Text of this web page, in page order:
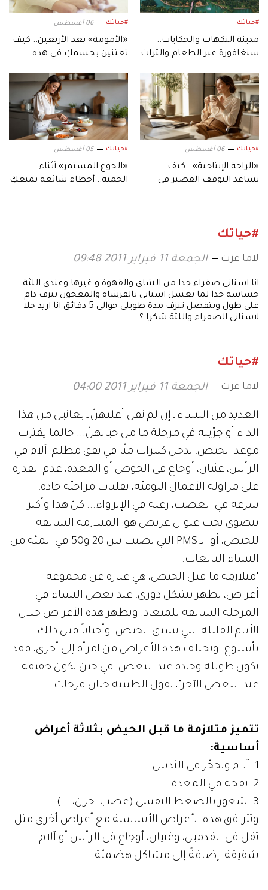
#حياتك
مدينة النكهات والحكايات..
سنغافورة عبر الطعام والتراث
#حياتك 06 أغسطس
«الأمومة» بعد الأربعين.. كيف
تعتنين بجسمكِ في هذه
#حياتك 06 أغسطس
«الراحة الإنتاجية».. كيف
يساعد التوقف القصير في
#حياتك 05 أغسطس
«الجوع المستمر» أثناء
الحمية.. أخطاء شائعة تمنعكِ
#حياتك
لاما عزت الجمعة 11 فبراير 2011 09:48
انا اسنانى صفراء جدا من الشاى والقهوة و غيرها وعندى اللثة
حساسة جدا لما بغسل اسنانى بالفرشاه والمعجون تنزف دام
على طول وبتفضل تنزف مدة طويلى حوالى 5 دقائق انا اريد حلا
لاسنانى الصفراء واللثة شكرا ؟
#حياتك
لاما عزت الجمعة 11 فبراير 2011 04:00
العديد من النساء ـ إن لم نقل أغلبهنّ ـ يعانين من هذا
الداء أو جرّبنه في مرحلة ما من حياتهنّ... حالما يقترب
موعد الحيض، تدخل كثيرات منّا في نفق مظلم: آلام في
الرأس، غثيان، أوجاع في الحوض أو المعدة، عدم القدرة
على مزاولة الأعمال اليوميّة، تقلبات مزاجيّة حادة،
سرعة في الغضب، رغبة في الإنزواء... كلّ هذا وأكثر
ينضوي تحت عنوان عريض هو: المتلازمة السابقة
للحيض، أو الـ PMS التي تصيب بين 20 و50 في المئة من
النساء البالغات.
"متلازمة ما قبل الحيض، هي عبارة عن مجموعة
أعراض، تظهر بشكل دوري، عند بعض النساء في
المرحلة السابقة للميعاد. وتظهر هذه الأعراض خلال
الأيام القليلة التي تسبق الحيض، وأحياناً قبل ذلك
بأسبوع. وتختلف هذه الأعراض من امرأة إلى أخرى، فقد
تكون طويلة وحادة عند البعض، في حين تكون خفيفة
عند البعض الآخر"، تقول الطبيبة جنان فرحات.
تتميز متلازمة ما قبل الحيض بثلاثة أعراض
أساسية:
1. آلام وتحجّر في الثديين
2. نفخة في المعدة
3. شعور بالضغط النفسي (غضب، حزن، ...)
وتترافق هذه الأعراض الأساسية مع أعراض أخرى مثل
ثقل في القدمين، وغثيان، أوجاع في الرأس أو آلام
شقيقة، إضافةً إلى مشاكل هضميّة.